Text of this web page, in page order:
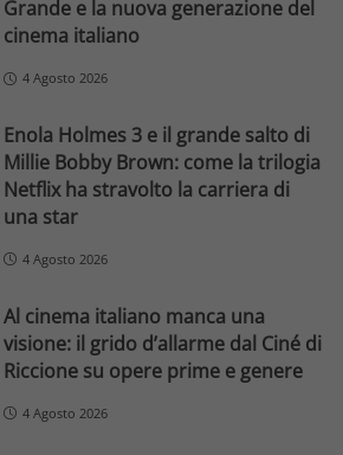
Grande e la nuova generazione del
cinema italiano
4 Agosto 2026
Enola Holmes 3 e il grande salto di
Millie Bobby Brown: come la trilogia
Netflix ha stravolto la carriera di
una star
4 Agosto 2026
Al cinema italiano manca una
visione: il grido d’allarme dal Ciné di
Riccione su opere prime e genere
4 Agosto 2026